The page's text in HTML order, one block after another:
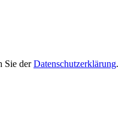
Sie derDatenschutzerklärung.